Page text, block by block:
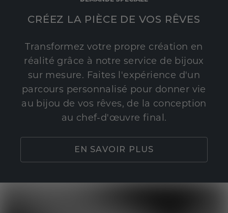
CRÉEZ LA PIÈCE DE VOS RÊVES
Transformez votre propre création en
réalité grâce à notre service de bijoux
sur mesure. Faites l'expérience d'un
parcours personnalisé pour donner vie
au bijou de vos rêves, de la conception
au chef-d'œuvre final.
EN SAVOIR PLUS